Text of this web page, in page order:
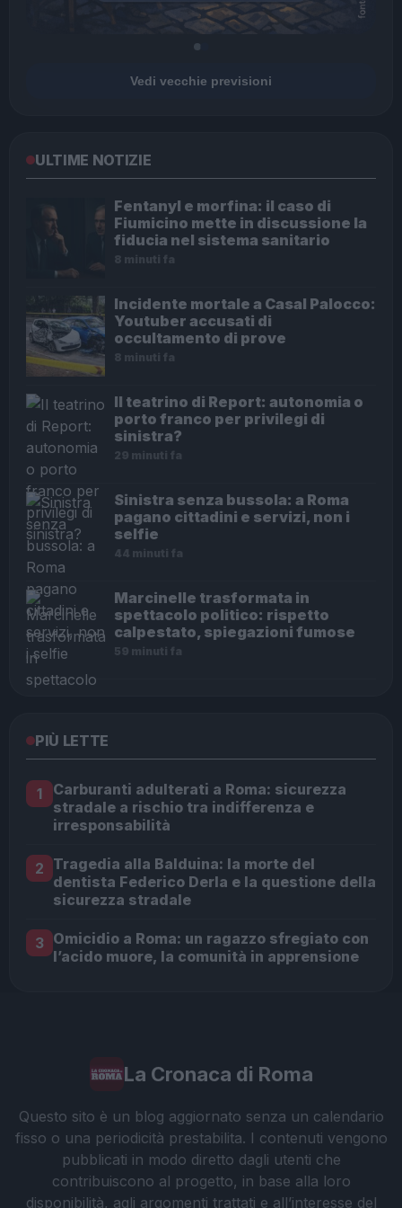
Vedi vecchie previsioni
ULTIME NOTIZIE
Fentanyl e morfina: il caso di
Fiumicino mette in discussione la
fiducia nel sistema sanitario
8 minuti fa
Incidente mortale a Casal Palocco:
Youtuber accusati di
occultamento di prove
8 minuti fa
Il teatrino di Report: autonomia o
porto franco per privilegi di
sinistra?
29 minuti fa
Sinistra senza bussola: a Roma
pagano cittadini e servizi, non i
selfie
44 minuti fa
Marcinelle trasformata in
spettacolo politico: rispetto
calpestato, spiegazioni fumose
59 minuti fa
PIÙ LETTE
1
Carburanti adulterati a Roma: sicurezza
stradale a rischio tra indifferenza e
irresponsabilità
2 Tragedia alla Balduina: la morte del
dentista Federico Derla e la questione della
sicurezza stradale
3 Omicidio a Roma: un ragazzo sfregiato con
l’acido muore, la comunità in apprensione
La Cronaca di Roma
Questo sito è un blog aggiornato senza un calendario
fisso o una periodicità prestabilita. I contenuti vengono
pubblicati in modo diretto dagli utenti che
contribuiscono al progetto, in base alla loro
disponibilità, agli argomenti trattati e all’interesse del